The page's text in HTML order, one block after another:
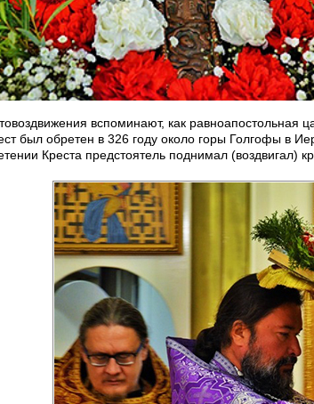
вспоминают, как
был обретен в 326 году около горы Голгофы в
Креста предстоятель поднимал (воздвигал)